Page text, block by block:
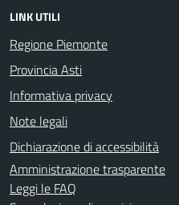
LINK UTILI
Regione Piemonte
Provincia Asti
Informativa privacy
Note legali
Dichiarazione di accessibilità
Amministrazione trasparente
Leggi le FAQ